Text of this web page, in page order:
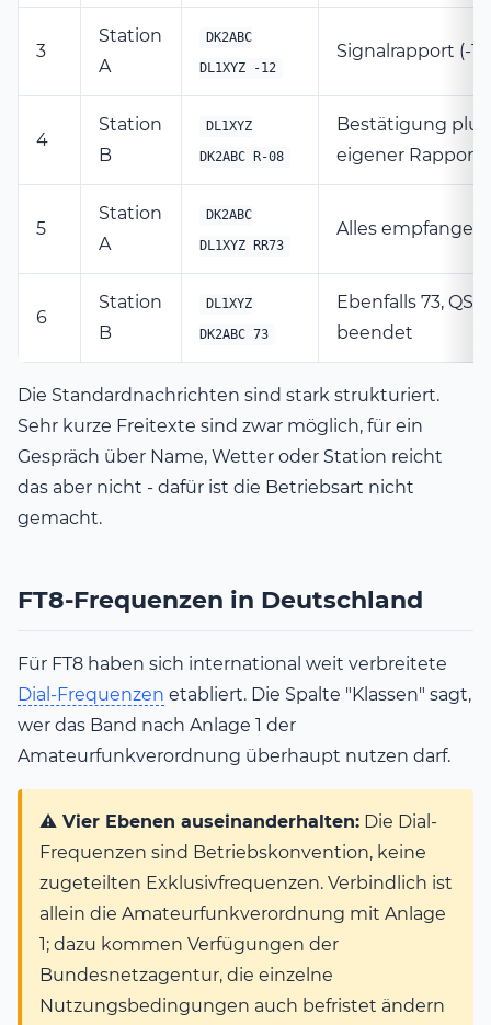
3
Station
A
DK2ABC
DL1XYZ -12
Signalrapport (-
4
Station
B
DL1XYZ
DK2ABC R-08
Bestätigung plus
eigener Rapport
5
Station
A
DK2ABC
DL1XYZ RR73
Alles empfangen,
6
Station
B
DL1XYZ
DK2ABC 73
Ebenfalls 73, QSO
beendet
Die Standardnachrichten sind stark strukturiert.
Sehr kurze Freitexte sind zwar möglich, für ein
Gespräch über Name, Wetter oder Station reicht
das aber nicht - dafür ist die Betriebsart nicht
gemacht.
FT8-Frequenzen in Deutschland
Für FT8 haben sich international weit verbreitete
Dial-Frequenzen etabliert. Die Spalte "Klassen" sagt,
wer das Band nach Anlage 1 der
Amateurfunkverordnung überhaupt nutzen darf.
⚠️ Vier Ebenen auseinanderhalten: Die Dial-
Frequenzen sind Betriebskonvention, keine
zugeteilten Exklusivfrequenzen. Verbindlich ist
allein die Amateurfunkverordnung mit Anlage
1; dazu kommen Verfügungen der
Bundesnetzagentur, die einzelne
Nutzungsbedingungen auch befristet ändern